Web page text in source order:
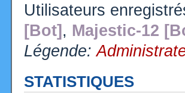
Utilisateurs
[Bot] , Majestic-12
Légende:
STATISTIQUES